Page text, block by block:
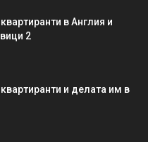
в Англия и
2
и делата им в